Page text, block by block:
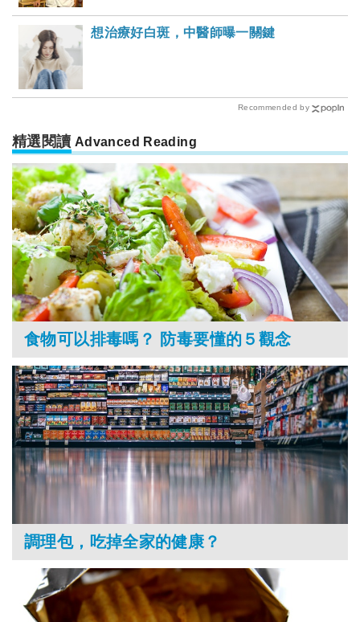
想治療好白斑，中醫師曝一關鍵
Recommended by
精選閱讀 Advanced Reading
食物可以排毒嗎？ 防毒要懂的５觀念
調理包，吃掉全家的健康？